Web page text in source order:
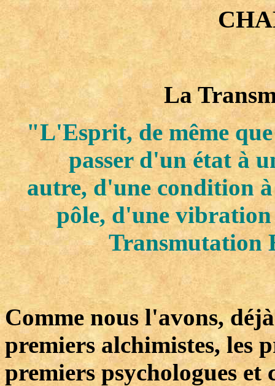
La
"L'Esprit, de même que
passer d'un état à
autre, d'une condition
pôle, d'une
Transmutation
Comme nous l'avons,
premiers alchimistes, les
premiers psychologues et